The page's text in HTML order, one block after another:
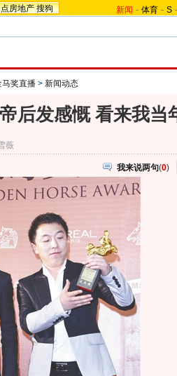
房地产 搜狗 新闻 - 体育 - S -
奖直播 > 新闻动态
后发感慨 看来我当
薇
我来说两句(0)